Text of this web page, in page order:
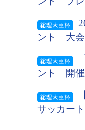
ント 大会
ント」開
サッカー